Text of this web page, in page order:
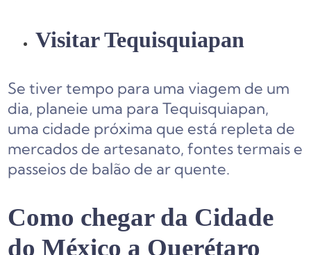
Visitar Tequisquiapan
Se tiver tempo para uma viagem de um
dia, planeie uma para Tequisquiapan,
uma cidade próxima que está repleta de
mercados de artesanato, fontes termais e
passeios de balão de ar quente.
Como chegar da Cidade
do México a Querétaro